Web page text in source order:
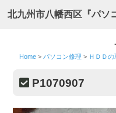
北九州市八幡西区『パソ
Home > パソコン修理 > ＨＤＤ
P1070907